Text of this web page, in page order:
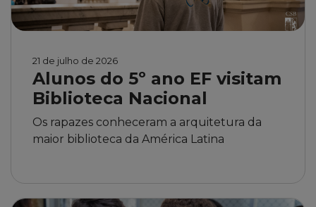
21 de julho de 2026
Alunos do 5º ano EF visitam
Biblioteca Nacional
Os rapazes conheceram a arquitetura da
maior biblioteca da América Latina